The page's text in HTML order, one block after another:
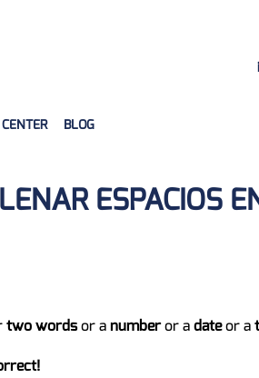
BLOG
ESPACIOS
two wordsor anumberor adateor a